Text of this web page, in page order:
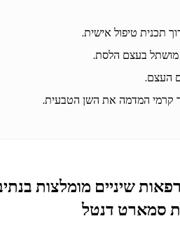
תכנית טיפול אישית.
מושתל בעצם הלסת.
העצם.
קרמי המדמה את השן הטבעית.
שיניים מומלצות
סמארט דנטל